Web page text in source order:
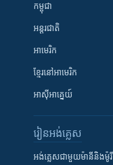
កម្ពុជា
អន្តរជាតិ
អាមេរិក
ខ្មែរ​នៅអាមេរិក
អាស៊ីអាគ្នេយ៍
រៀន​​អង់គ្លេស
អង់គ្លេស​ជាមួយ​ម៉ានី​និង​ម៉ូរី